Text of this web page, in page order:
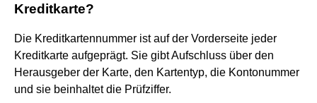
Kreditkarte?
Die Kreditkartennummer ist auf der Vorderseite jeder
Kreditkarte aufgeprägt. Sie gibt Aufschluss über den
Herausgeber der Karte, den Kartentyp, die Kontonummer
und sie beinhaltet die Prüfziffer.